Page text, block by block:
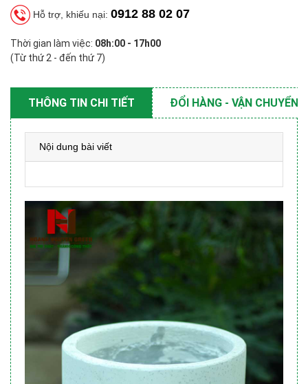
Hỗ trợ, khiếu nại: 0912 88 02 07
Thời gian làm việc: 08h:00 - 17h00
(Từ thứ 2 - đến thứ 7)
THÔNG TIN CHI TIẾT ĐỔI HÀNG - VẬN CHUYỂN
Nội dung bài viết